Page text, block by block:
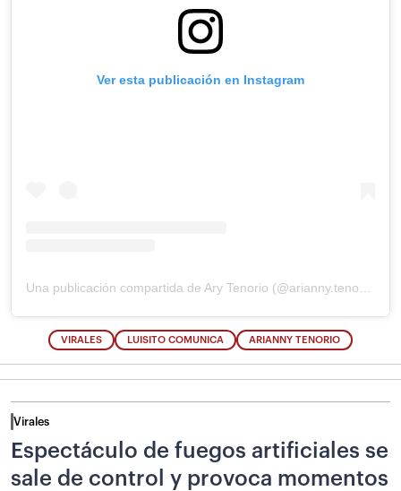
Ver esta publicación en Instagram
VIRALES LUISITO COMUNICA ARIANNY TENORIO
Virales
Espectáculo de fuegos artificiales se
sale de control y provoca momentos